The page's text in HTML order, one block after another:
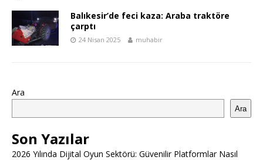
Balıkesir’de feci kaza: Araba traktöre
çarptı
24 Nisan 2025 muhabir
Ara
Ara
Son Yazılar
2026 Yılında Dijital Oyun Sektörü: Güvenilir Platformlar Nasıl